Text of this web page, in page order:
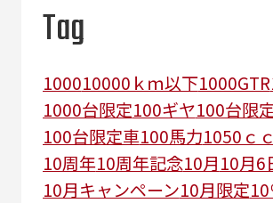
Tag
100010000ｋｍ以下1000GTR
1000台限定100ギヤ100台限
100台限定車100馬力1050ｃｃ
10周年10周年記念10月10月6
10月キャンペーン10月限定